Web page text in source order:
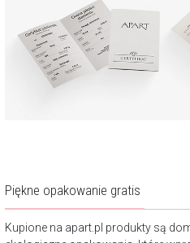
Piękne opakowanie gratis
Kupione na apart.pl produkty są